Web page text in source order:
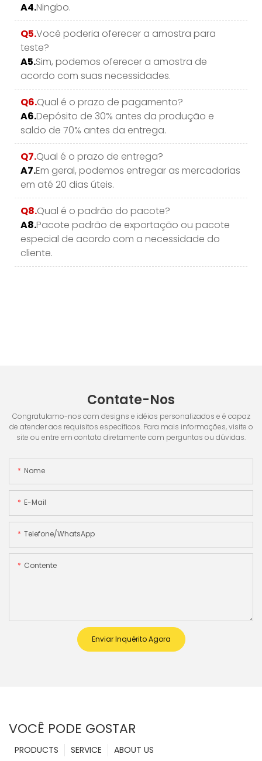
A4.Ningbo.
Q5.Você poderia oferecer a amostra para
teste?
A5.Sim, podemos oferecer a amostra de
acordo com suas necessidades.
Q6.Qual é o prazo de pagamento?
A6.Depósito de 30% antes da produção e
saldo de 70% antes da entrega.
Q7.Qual é o prazo de entrega?
A7.Em geral, podemos entregar as mercadorias
em até 20 dias úteis.
Q8.Qual é o padrão do pacote?
A8.Pacote padrão de exportação ou pacote
especial de acordo com a necessidade do
cliente.
Contate-Nos
Congratulamo-nos com designs e idéias personalizados e é capaz
de atender aos requisitos específicos. Para mais informações, visite o
site ou entre em contato diretamente com perguntas ou dúvidas.
Nome
E-Mail
Telefone/WhatsApp
Contente
Enviar Inquérito Agora
VOCÊ PODE GOSTAR
ABOUT US
SERVICE
PRODUCTS